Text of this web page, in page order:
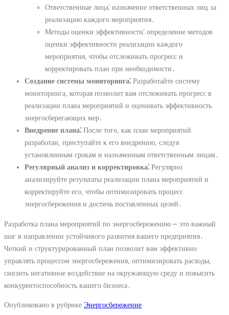
Ответственные лица⁚ назначение ответственных лиц за
реализацию каждого мероприятия․
Методы оценки эффективности⁚ определение методов
оценки эффективности реализации каждого
мероприятия, чтобы отслеживать прогресс и
корректировать план при необходимости․
Создание системы мониторинга⁚ Разработайте систему
мониторинга, которая позволит вам отслеживать прогресс в
реализации плана мероприятий и оценивать эффективность
энергосберегающих мер․
Внедрение плана⁚ После того, как план мероприятий
разработан, приступайте к его внедрению, следуя
установленным срокам и назначенным ответственным лицам․
Регулярный анализ и корректировка⁚ Регулярно
анализируйте результаты реализации плана мероприятий и
корректируйте его, чтобы оптимизировать процесс
энергосбережения и достичь поставленных целей․
Разработка плана мероприятий по энергосбережению ౼ это важный
шаг в направлении устойчивого развития вашего предприятия․
Четкий и структурированный план позволит вам эффективно
управлять процессом энергосбережения, оптимизировать расходы,
снизить негативное воздействие на окружающую среду и повысить
конкурентоспособность вашего бизнеса․
Опубликовано в рубрике Энергосбережение